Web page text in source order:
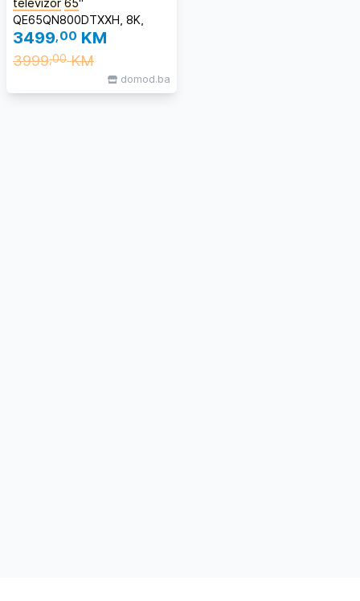
televizor 65"
QE65QN800DTXXH, 8K,
Smart TV, Tizen, QN800D
#STV
3499,00 KM
3999,00KM
domod.ba